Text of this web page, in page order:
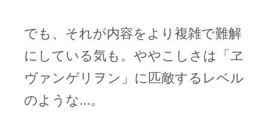
でも、それが内容をより複雑で難解
にしている気も。ややこしさは「ヱ
ヴァンゲリヲン」に匹敵するレベル
のような…。